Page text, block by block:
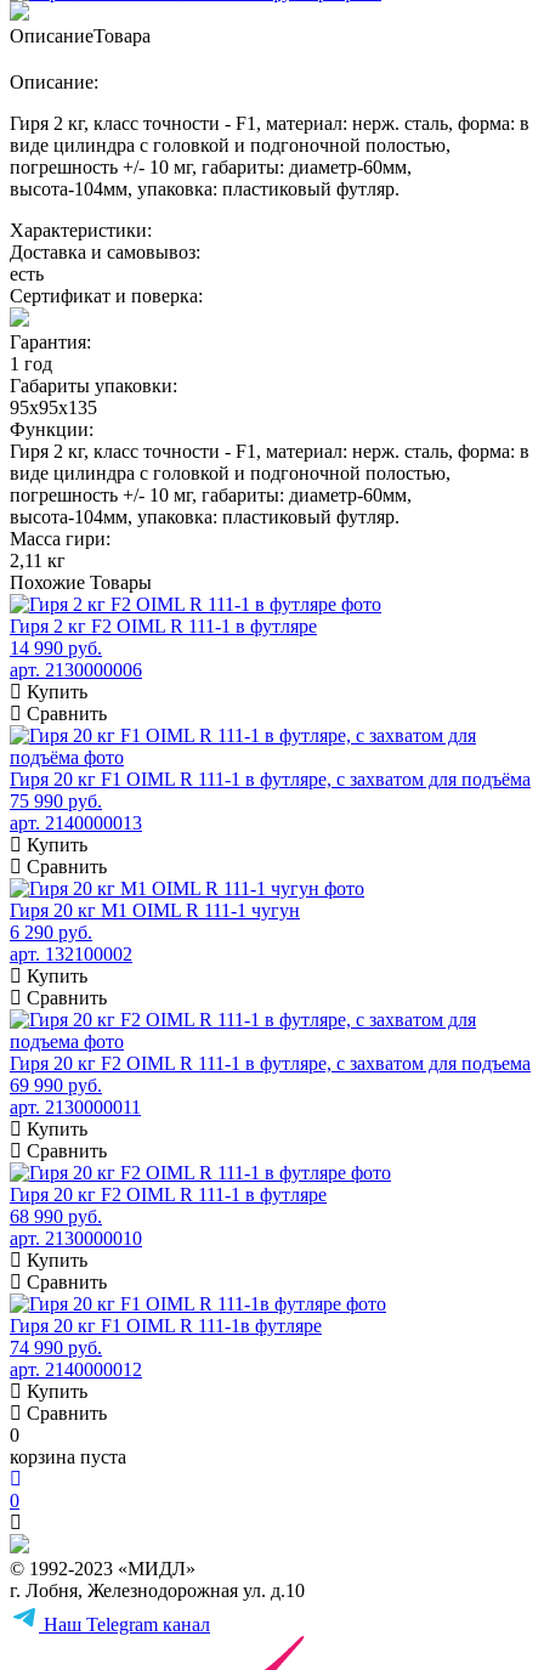
ОписаниеТовара
Описание:
Гиря 2 кг, класс точности - F1, материал: нерж. сталь, форма: в
виде цилиндра с головкой и подгоночной полостью,
погрешность +/- 10 мг, габариты: диаметр-60мм,
высота-104мм, упаковка: пластиковый футляр.
Характеристики:
Доставка и самовывоз:
есть
Сертификат и поверка:
Гарантия:
1 год
Габариты упаковки:
95х95х135
Функции:
Гиря 2 кг, класс точности - F1, материал: нерж. сталь, форма: в
виде цилиндра с головкой и подгоночной полостью,
погрешность +/- 10 мг, габариты: диаметр-60мм,
высота-104мм, упаковка: пластиковый футляр.
Масса гири:
2,11 кг
Похожие Товары
Гиря 2 кг F2 OIML R 111-1 в футляре
14 990 руб.
арт. 2130000006
Купить
Сравнить
Гиря 20 кг F1 OIML R 111-1 в футляре, с захватом для подъёма
75 990 руб.
арт. 2140000013
Купить
Сравнить
Гиря 20 кг М1 OIML R 111-1 чугун
6 290 руб.
арт. 132100002
Купить
Сравнить
Гиря 20 кг F2 OIML R 111-1 в футляре, с захватом для подъема
69 990 руб.
арт. 2130000011
Купить
Сравнить
Гиря 20 кг F2 OIML R 111-1 в футляре
68 990 руб.
арт. 2130000010
Купить
Сравнить
Гиря 20 кг F1 OIML R 111-1в футляре
74 990 руб.
арт. 2140000012
Купить
Сравнить
0
корзина пуста
0
© 1992-2023 «МИДЛ»
г. Лобня, Железнодорожная ул. д.10
Наш Telegram канал